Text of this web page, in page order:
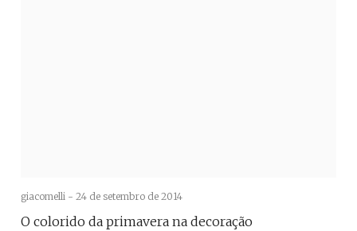
giacomelli - 24 de setembro de 2014
O colorido da primavera na decoração